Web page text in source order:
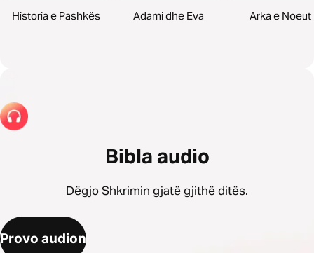
Historia e Pashkës Adami dhe Eva Arka e Noeut
Bibla audio
Dëgjo Shkrimin gjatë gjithë ditës.
Provo audion